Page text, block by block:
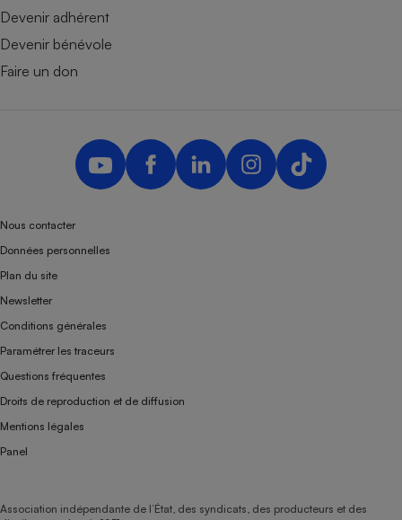
Devenir adhérent
Devenir bénévole
Faire un don
Nous contacter
Données personnelles
Plan du site
Newsletter
Conditions générales
Paramétrer les traceurs
Questions fréquentes
Droits de reproduction et de diffusion
Mentions légales
Panel
Association indépendante de l’État, des syndicats, des producteurs et des